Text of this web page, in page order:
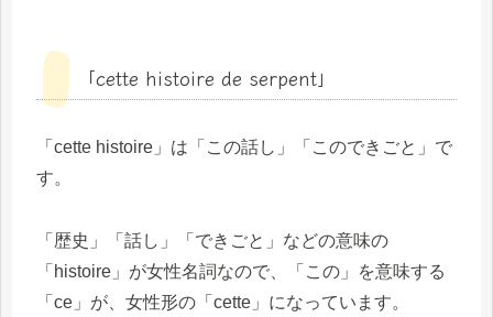
「cette histoire de serpent」
「cette histoire」は「この話し」「このできごと」で
す。
「歴史」「話し」「できごと」などの意味の
「histoire」が女性名詞なので、「この」を意味する
「ce」が、女性形の「cette」になっています。